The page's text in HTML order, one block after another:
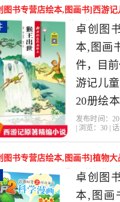
经典的
画书是
营店精
中性价
学，由
图书专营店绘本,图画书]西游
册绘月销量1527件仅售29.8元
卓创图
本,图画
件，目
游记儿
20册绘
故事书
小学生
书是
店精选
发布时间：
| 浏览： 30 |
图书专营店绘本,图画书]植物大
册武器秘密月销量180件仅售84
卓创图
本,图画